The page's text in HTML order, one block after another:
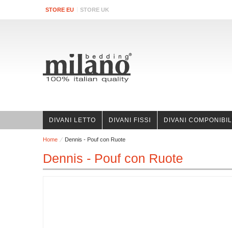
STORE EU STORE UK
DIVANI LETTO DIVANI FISSI DIVANI COMPONIBILI
Home Dennis - Pouf con Ruote
Dennis - Pouf con Ruote